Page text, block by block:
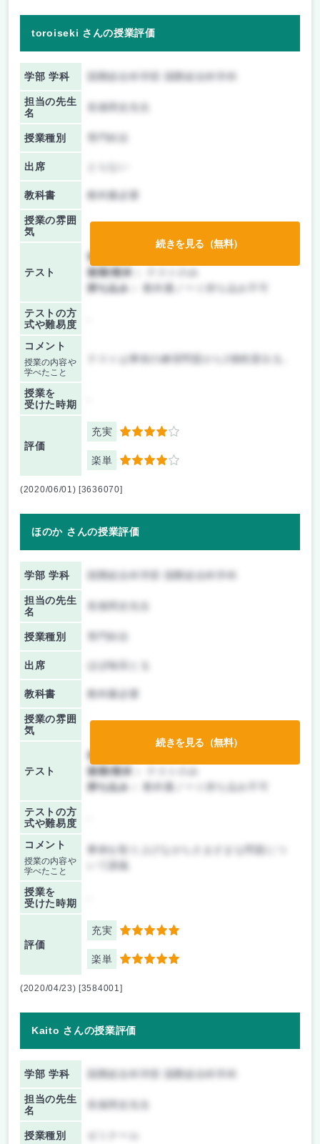
toroiseki さんの授業評価
学部 学科 国際総合科学部 国際総合科学科
担当の先生
名
授業種別
出席
教科書 教科書必要
授業の雰囲
気
テスト
前期/中間：
後期/期末：
持ち込み：
教科書ノート持ち込み不可
テストの方
式や難易度
コメント
授業の内容や
学べたこと
テストは事前の練習問題から2個程度出る。
授業を
受けた時期
評価
充実 4
楽単 4
続きを見る（無料）
(2020/06/01) [3636070]
ほのか さんの授業評価
学部 学科 国際総合科学部 国際総合科学科
担当の先生
名
授業種別
出席 ほぼ毎回とる
教科書 教科書必要
授業の雰囲
気
テスト
前期/中間：
後期/期末：
持ち込み：
教科書ノート持ち込み不可
テストの方
式や難易度
コメント
授業の内容や
学べたこと
いて講義
授業を
受けた時期
評価
充実 5
楽単 5
続きを見る（無料）
(2020/04/23) [3584001]
Kaito さんの授業評価
学部 学科 国際総合科学部 国際総合科学科
担当の先生
名
授業種別